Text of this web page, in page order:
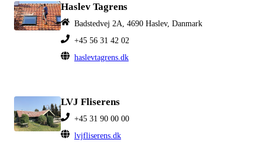
Haslev Tagrens
Badstedvej 2A, 4690 Haslev, Danmark
+45 56 31 42 02
haslevtagrens.dk
LVJ Fliserens
+45 31 90 00 00
lvjfliserens.dk